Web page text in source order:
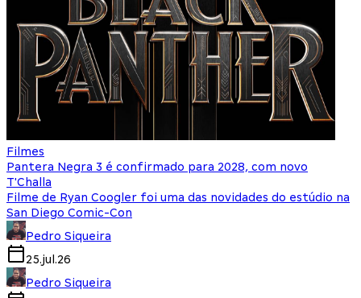
Filmes
Pantera Negra 3 é confirmado para 2028, com novo
T'Challa
Filme de Ryan Coogler foi uma das novidades do estúdio na
San Diego Comic-Con
Pedro Siqueira
25.jul.26
Pedro Siqueira